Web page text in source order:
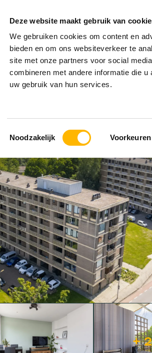
Deze website maakt gebruik van
We gebruiken cookies om content en
bieden en om ons websiteverkeer te
site met onze partners voor social
combineren met andere informatie die
uw gebruik van hun services.
Toestemmingsselectie
Noodzakelijk Voorkeuren
+